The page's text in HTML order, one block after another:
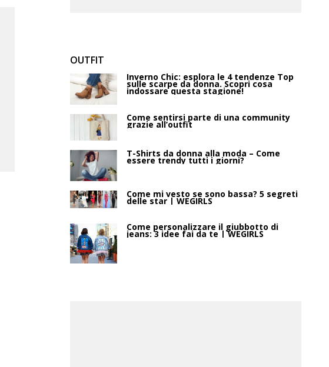
OUTFIT
Inverno Chic: esplora le 4 tendenze Top
sulle scarpe da donna. Scopri cosa
indossare questa stagione!
Come sentirsi parte di una community
grazie all’outfit
T-Shirts da donna alla moda – Come
essere trendy tutti i giorni?
Come mi vesto se sono bassa? 5 segreti
delle star | WEGIRLS
Come personalizzare il giubbotto di
jeans: 3 idee fai da te | WEGIRLS